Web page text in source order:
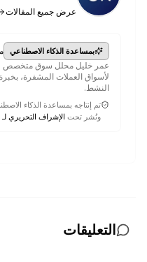
عرض جميع المقالات
بمساعدة الذكاء الاصطناعي
عمر خليل محلل سوق متخصص في
لأسواق العملات المشفرة،
النشط.
تم إنتاجه بمساعدة الذكاء
ونُشر تحت الإشراف التحريري لـ COINOTAG
التعليقات